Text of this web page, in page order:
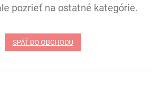
pozrieť na ostatné kategórie.
SPÄŤ DO OBCHODU